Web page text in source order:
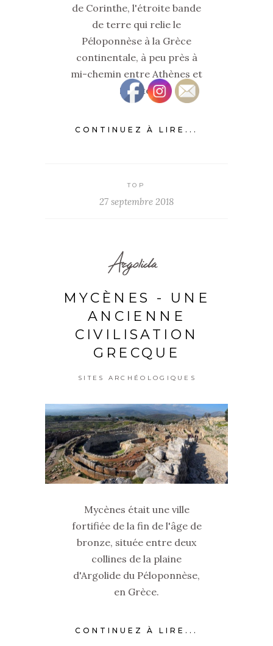
de Corinthe, l'étroite bande
de terre qui relie le
Péloponnèse à la Grèce
continentale, à peu près à
mi-chemin entre Athènes et
Sparte.
CONTINUEZ À LIRE...
TOP
27 septembre 2018
Argolida
MYCÈNES - UNE
ANCIENNE
CIVILISATION
GRECQUE
SITES ARCHÉOLOGIQUES
Mycènes était une ville
fortifiée de la fin de l'âge de
bronze, située entre deux
collines de la plaine
d'Argolide du Péloponnèse,
en Grèce.
CONTINUEZ À LIRE...